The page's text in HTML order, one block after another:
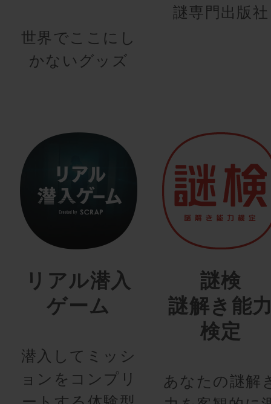
世界でここにし
かないグッズ
謎専門出版社
リアル潜入
ゲーム
潜入してミッシ
ョンをコンプリ
謎検
謎解き能
検定
あなたの謎解